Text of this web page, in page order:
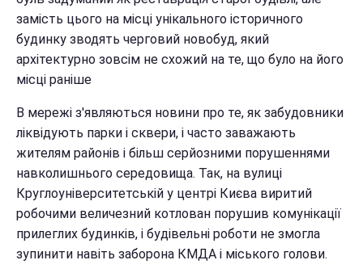
замість цього на місці унікального історичного
будинку зводять черговий новобуд, який
архітектурно зовсім не схожий на те, що було на його
місці раніше
В мережі з'являються новини про те, як забудовники
ліквідують парки і сквери, і часто заважають
жителям районів і більш серйозними порушеннями
навколишнього середовища. Так, на вулиці
Круглоуніверситетській у центрі Києва виритий
робочими величезний котлован порушив комунікації
прилеглих будинків, і будівельні роботи не змогла
зупинити навіть заборона КМДА і міського голови.